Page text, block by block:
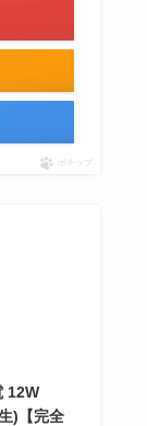
ポチップ
12W
)【完全